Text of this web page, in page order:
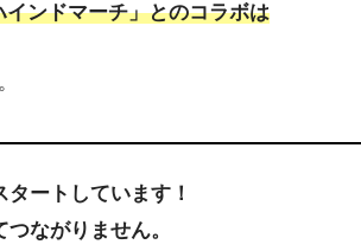
ンドマーチ」とのコラボは
ートしています！
ながりません。